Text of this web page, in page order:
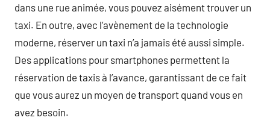
dans une rue animée, vous pouvez aisément trouver un
taxi. En outre, avec l’avènement de la technologie
moderne, réserver un taxi n’a jamais été aussi simple.
Des applications pour smartphones permettent la
réservation de taxis à l’avance, garantissant de ce fait
que vous aurez un moyen de transport quand vous en
avez besoin.